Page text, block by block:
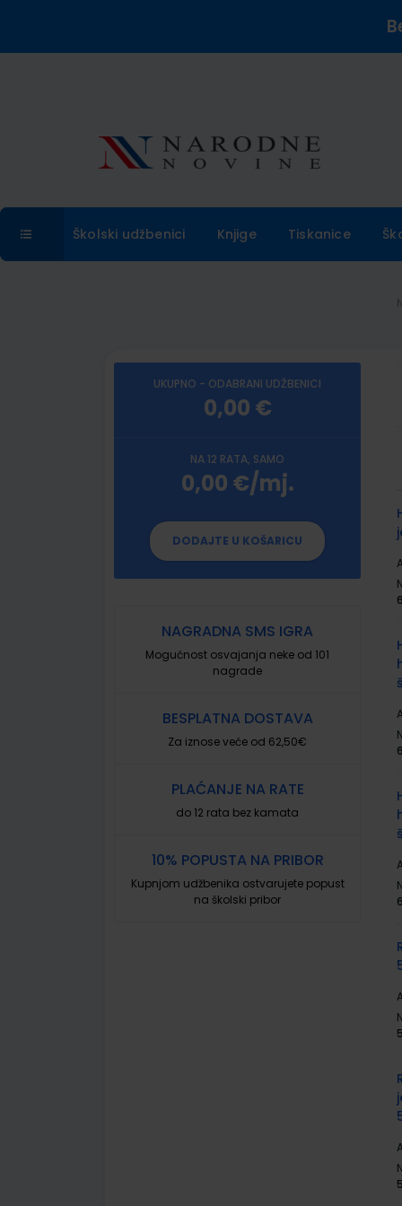
Školski udžbenici Knjige Tiskanice
UKUPNO - ODABRANI UDŽBENICI
0,00 €
NA 12 RATA, SAMO
0,00 €/mj.
DODAJTE U KOŠARICU
NAGRADNA SMS IGRA
Mogućnost osvajanja neke od 101
nagrade
BESPLATNA DOSTAVA
Za iznose veće od 62,50€
PLAĆANJE NA RATE
do 12 rata bez kamata
10% POPUSTA NA PRIBOR
Kupnjom udžbenika ostvarujete popust
na školski pribor